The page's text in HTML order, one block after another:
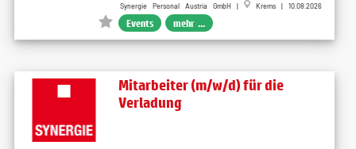
Synergie Personal Austria GmbH | Krems | 10.08.2026
Events mehr ...
Mitarbeiter (m/w/d) für die
Verladung